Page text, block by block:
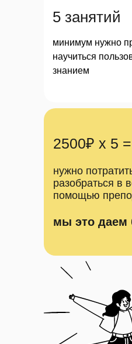
минимум нужно
научиться
знанием
5 занятий
2500₽ x 5
нужно
разобраться в
помощью
мы это даем